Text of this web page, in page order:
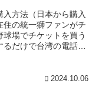
方法（日本から購入
の統一獅ファンがチ
場でチケットを買う
だけで台湾の電話番
2024.10.06